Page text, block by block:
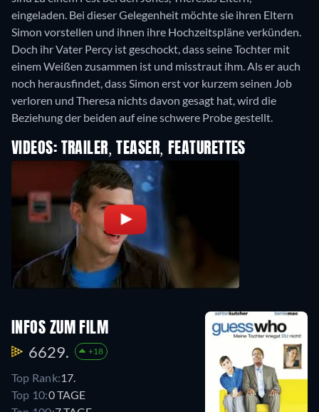
eingeladen. Bei dieser Gelegenheit möchte sie ihren Eltern
Simon vorstellen und ihnen ihre Hochzeitspläne verkünden.
Doch ihr Vater Percy ist geschockt, dass seine Tochter mit
einem Weißen zusammen ist und misstraut ihm. Als er auch
noch herausfindet, dass Simon erst vor kurzem seinen Job
verloren und Theresa nichts davon gesagt hat, wird die
Beziehung der beiden auf eine schwere Probe gestellt.
VIDEOS: TRAILER, TEASER, FEATURETTES
INFOS ZUM FILM
6629. +18
Top Rank:17.
Top 10:0 TAGE